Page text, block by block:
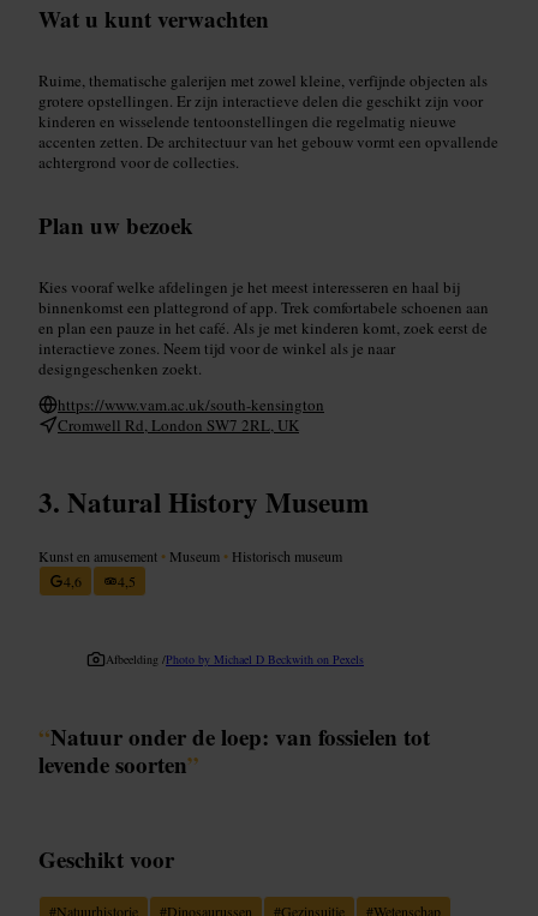
Wat u kunt verwachten
Ruime, thematische galerijen met zowel kleine, verfijnde objecten als
grotere opstellingen. Er zijn interactieve delen die geschikt zijn voor
kinderen en wisselende tentoonstellingen die regelmatig nieuwe
accenten zetten. De architectuur van het gebouw vormt een opvallende
achtergrond voor de collecties.
Plan uw bezoek
Kies vooraf welke afdelingen je het meest interesseren en haal bij
binnenkomst een plattegrond of app. Trek comfortabele schoenen aan
en plan een pauze in het café. Als je met kinderen komt, zoek eerst de
interactieve zones. Neem tijd voor de winkel als je naar
designgeschenken zoekt.
https://www.vam.ac.uk/south-kensington
Cromwell Rd, London SW7 2RL, UK
Natural History Museum
Kunst en amusement • Museum • Historisch museum
4,6
4,5
Afbeelding /Photo by Michael D Beckwith on Pexels
“Natuur onder de loep: van fossielen tot
levende soorten”
Geschikt voor
#Natuurhistorie #Dinosaurussen #Gezinsuitje #Wetenschap